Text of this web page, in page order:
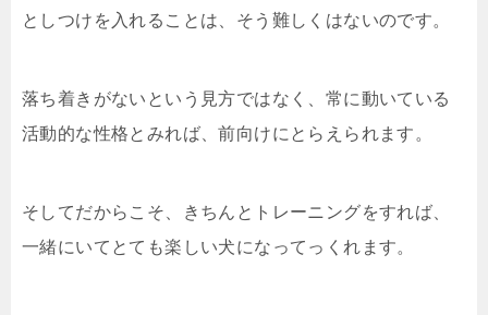
としつけを入れることは、そう難しくはないのです。
落ち着きがないという見方ではなく、常に動いている
活動的な性格とみれば、前向けにとらえられます。
そしてだからこそ、きちんとトレーニングをすれば、
一緒にいてとても楽しい犬になってっくれます。